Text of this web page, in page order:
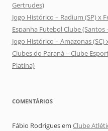
Gertrudes)
Jogo Histórico – Radium (SP) x
Espanha Futebol Clube (Santos
Jogo Histórico – Amazonas (SC)
Clubes do Paraná – Clube
Platina)
COMENTÁRIOS
Fábio Rodriguesem Clube